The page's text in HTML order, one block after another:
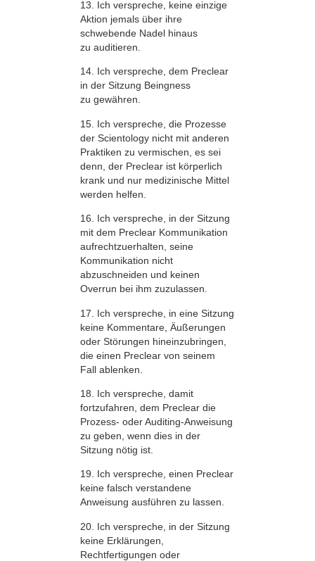
13. Ich verspreche, keine einzige
Aktion jemals über ihre
schwebende Nadel hinaus
zu auditieren.
14. Ich verspreche, dem Preclear
in der Sitzung Beingness
zu gewähren.
15. Ich verspreche, die Prozesse
der Scientology nicht mit anderen
Praktiken zu vermischen, es sei
denn, der Preclear ist körperlich
krank und nur medizinische Mittel
werden helfen.
16. Ich verspreche, in der Sitzung
mit dem Preclear Kommunikation
aufrechtzuerhalten, seine
Kommunikation nicht
abzuschneiden und keinen
Overrun bei ihm zuzulassen.
17. Ich verspreche, in eine Sitzung
keine Kommentare, Äußerungen
oder Störungen hineinzubringen,
die einen Preclear von seinem
Fall ablenken.
18. Ich verspreche, damit
fortzufahren, dem Preclear die
Prozess- oder Auditing-Anweisung
zu geben, wenn dies in der
Sitzung nötig ist.
19. Ich verspreche, einen Preclear
keine falsch verstandene
Anweisung ausführen zu lassen.
20. Ich verspreche, in der Sitzung
keine Erklärungen,
Rechtfertigungen oder